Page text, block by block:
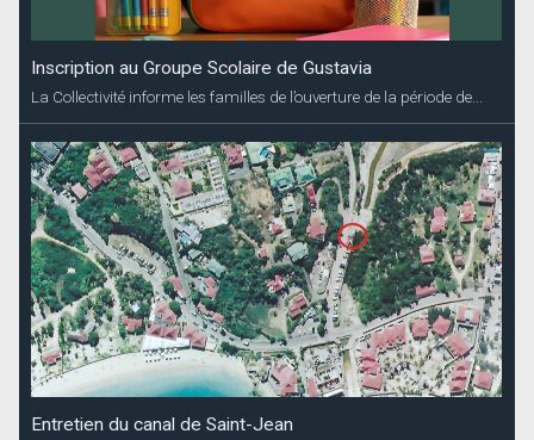
Inscription au Groupe Scolaire de Gustavia
La Collectivité informe les familles de l’ouverture de la période de...
Entretien du canal de Saint-Jean